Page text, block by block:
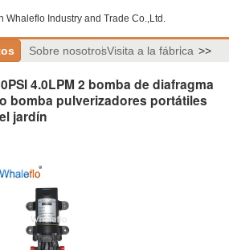
Whaleflo Industry and Trade Co.,Ltd.
Sobre nosotrosVisita a la fábrica >>
4.0LPM 2 bomba de diafragma
bomba pulverizadores portátiles
jardín